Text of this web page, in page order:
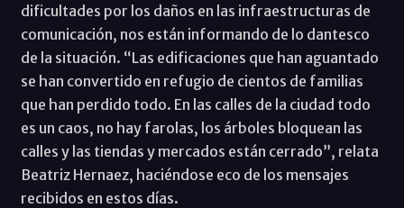
dificultades por los daños en las infraestructuras de
comunicación, nos están informando de lo dantesco
de la situación. “Las edificaciones que han aguantado
se han convertido en refugio de cientos de familias
que han perdido todo. En las calles de la ciudad todo
es un caos, no hay farolas, los árboles bloquean las
calles y las tiendas y mercados están cerrado”, relata
Beatriz Hernaez, haciéndose eco de los mensajes
recibidos en estos días.